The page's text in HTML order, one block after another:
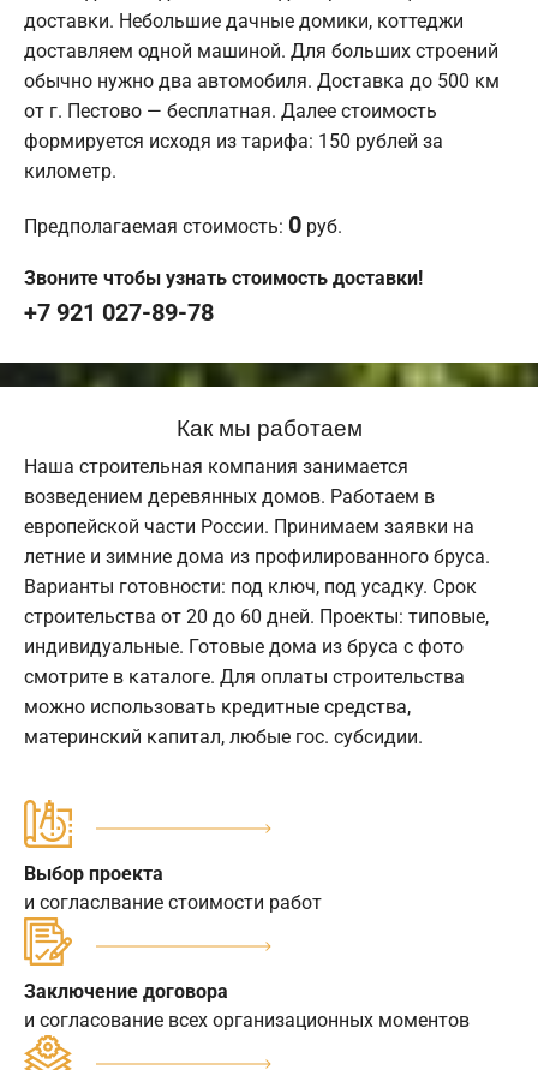
доставки. Небольшие дачные домики, коттеджи
доставляем одной машиной. Для больших строений
обычно нужно два автомобиля. Доставка до 500 км
от г. Пестово — бесплатная. Далее стоимость
формируется исходя из тарифа: 150 рублей за
километр.
Предполагаемая стоимость: 0 руб.
Звоните чтобы узнать стоимость доставки!
+7 921 027-89-78
Как мы работаем
Наша строительная компания занимается
возведением деревянных домов. Работаем в
европейской части России. Принимаем заявки на
летние и зимние дома из профилированного бруса.
Варианты готовности: под ключ, под усадку. Срок
строительства от 20 до 60 дней. Проекты: типовые,
индивидуальные. Готовые дома из бруса с фото
смотрите в каталоге. Для оплаты строительства
можно использовать кредитные средства,
материнский капитал, любые гос. субсидии.
Выбор проекта
и согласлвание стоимости работ
Заключение договора
и согласование всех организационных моментов